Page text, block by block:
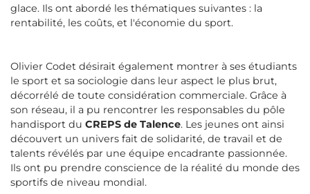
glace. Ils ont abordé les thématiques suivantes : la
rentabilité, les coûts, et l'économie du sport.
Olivier Codet désirait également montrer à ses étudiants
le sport et sa sociologie dans leur aspect le plus brut,
décorrélé de toute considération commerciale. Grâce à
son réseau, il a pu rencontrer les responsables du pôle
handisport du CREPS de Talence. Les jeunes ont ainsi
découvert un univers fait de solidarité, de travail et de
talents révélés par une équipe encadrante passionnée.
Ils ont pu prendre conscience de la réalité du monde des
sportifs de niveau mondial.